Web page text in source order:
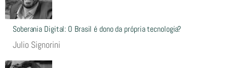
Soberania Digital: O Brasil é dono da própria tecnologia?
Julio Signorini